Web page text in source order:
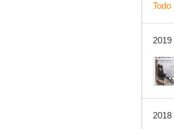
Todo
2019
2018